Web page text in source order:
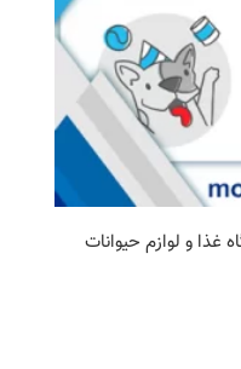
و لوازم حیوانات